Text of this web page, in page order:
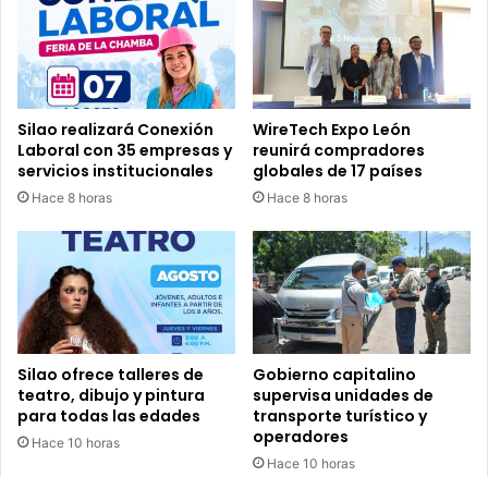
Silao realizará Conexión
Laboral con 35 empresas y
servicios institucionales
Hace 8 horas
WireTech Expo León
reunirá compradores
globales de 17 países
Hace 8 horas
Silao ofrece talleres de
teatro, dibujo y pintura
para todas las edades
Hace 10 horas
Gobierno capitalino
supervisa unidades de
transporte turístico y
operadores
Hace 10 horas